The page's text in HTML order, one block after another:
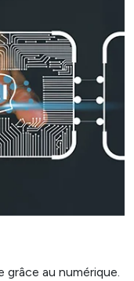
grâce au numérique.